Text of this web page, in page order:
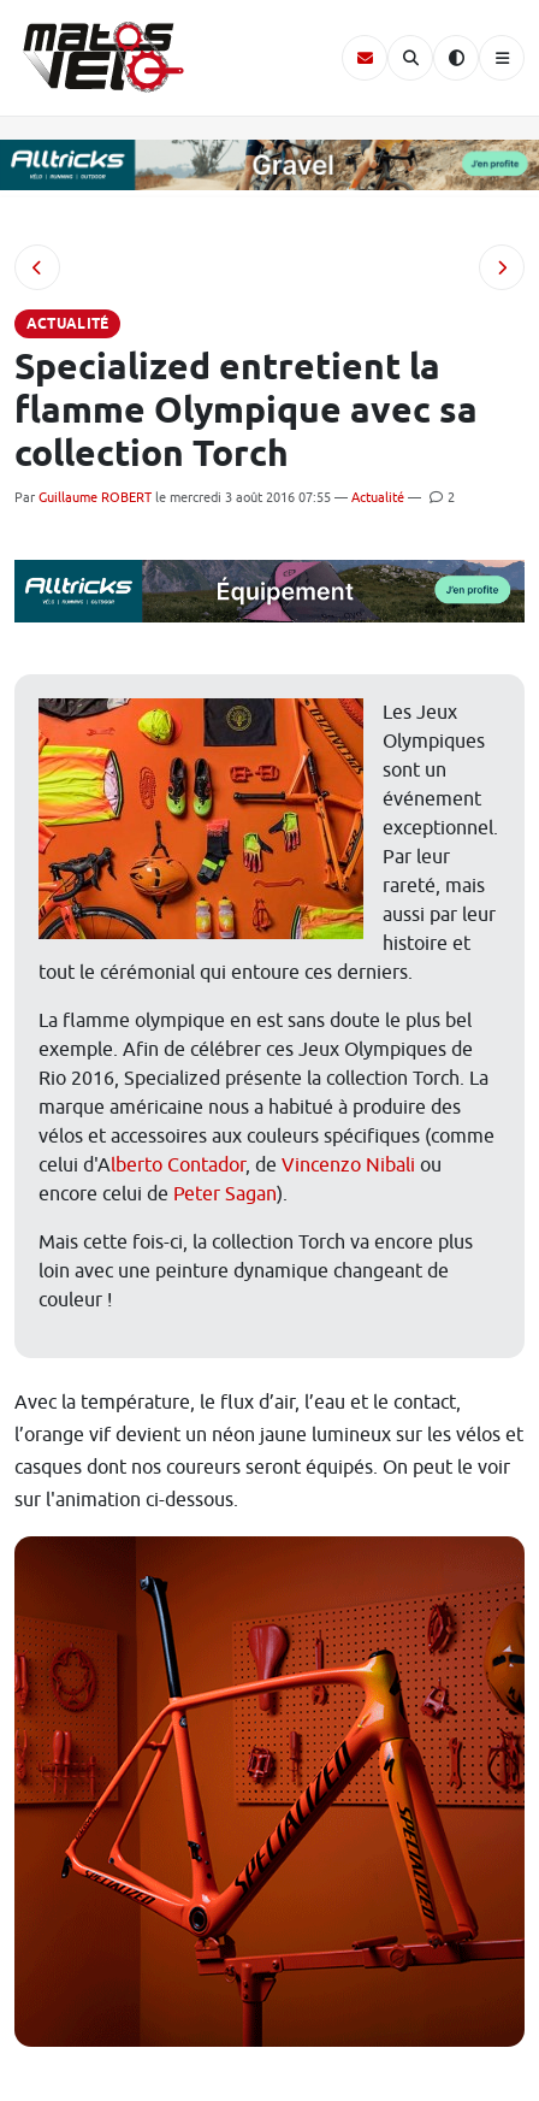
ACTUALITÉ
Specialized entretient la
flamme Olympique avec sa
collection Torch
Par Guillaume ROBERT le mercredi 3 août 2016 07:55 — Actualité — 2
Les Jeux
Olympiques
sont un
événement
exceptionnel.
Par leur
rareté, mais
aussi par leur
histoire et
tout le cérémonial qui entoure ces derniers.
La flamme olympique en est sans doute le plus bel
exemple. Afin de célébrer ces Jeux Olympiques de
Rio 2016, Specialized présente la collection Torch. La
marque américaine nous a habitué à produire des
vélos et accessoires aux couleurs spécifiques (comme
celui d'Alberto Contador, de Vincenzo Nibali ou
encore celui de Peter Sagan).
Mais cette fois-ci, la collection Torch va encore plus
loin avec une peinture dynamique changeant de
couleur !
Avec la température, le flux d’air, l’eau et le contact,
l’orange vif devient un néon jaune lumineux sur les vélos et
casques dont nos coureurs seront équipés. On peut le voir
sur l'animation ci-dessous.